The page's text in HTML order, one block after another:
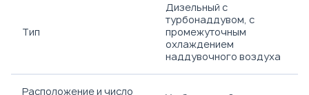
Тип
Дизельный с
турбонаддувом, с
промежуточным
охлаждением
наддувочного воздуха
Расположение и число